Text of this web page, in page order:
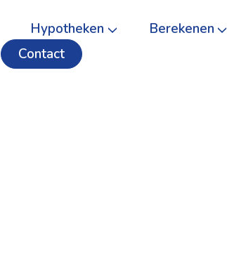
Hypotheken Berekenen
Contact